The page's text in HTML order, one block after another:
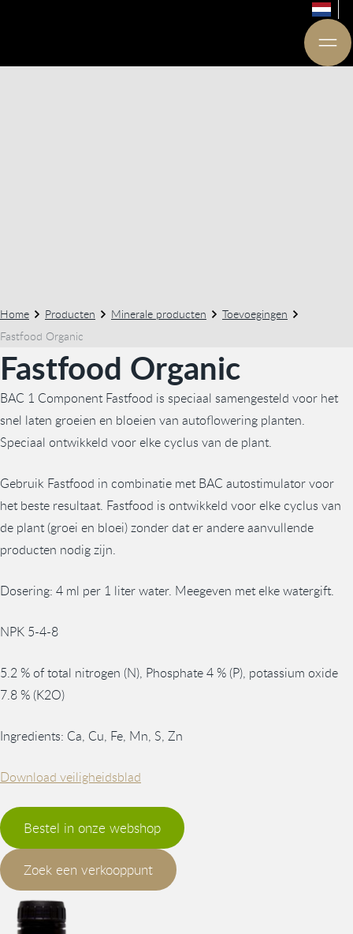
Home Producten Minerale producten
Toevoegingen
Fastfood Organic
Fastfood Organic
BAC 1 Component Fastfood is speciaal samengesteld voor het
snel laten groeien en bloeien van autoflowering planten.
Speciaal ontwikkeld voor elke cyclus van de plant.
Gebruik Fastfood in combinatie met BAC autostimulator voor
het beste resultaat. Fastfood is ontwikkeld voor elke cyclus van
de plant (groei en bloei) zonder dat er andere aanvullende
producten nodig zijn.
Dosering: 4 ml per 1 liter water. Meegeven met elke watergift.
NPK 5-4-8
5.2 % of total nitrogen (N), Phosphate 4 % (P), potassium oxide
7.8 % (K2O)
Ingredients: Ca, Cu, Fe, Mn, S, Zn
Download veiligheidsblad
Bestel in onze webshop
Zoek een verkooppunt